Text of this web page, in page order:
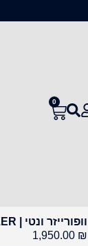
0
וופורייזר ונטי | VENTY VAPORIZER
1,950.00 ₪